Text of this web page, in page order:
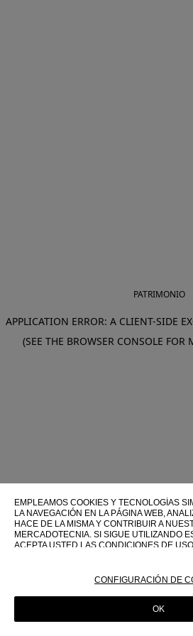
PATRIMONIO
APPLICATION ERROR: A CLIENT-SIDE
(SEE THE BROWSER CONSOLE
EMPLEAMOS COOKIES Y TECNOLOGÍAS
LA NAVEGACIÓN EN LA PÁGINA WEB,
HACE DE LA MISMA Y CONTRIBUIR A
MERCADOTECNIA. SI SIGUE UTILIZANDO
ACEPTA USTED LAS CONDICIONES DE USO.
SOBRE SU USO EN ESTA PÁGINA WEB,
CONFIGURACIÓN DE
OK